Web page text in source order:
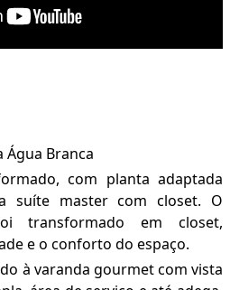
Água Branca
com planta adaptada
suíte master com closet. O
transformado em closet,
e o conforto do espaço.
à varanda gourmet com vista